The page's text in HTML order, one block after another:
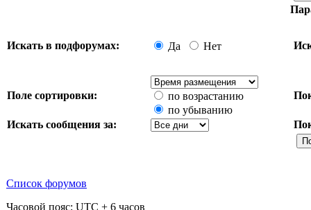
Искать в подфорумах: Да Нет
Поле сортировки:
по возрастанию
по убыванию
Искать сообщения за:
Список форумов
Часовой пояс: UTC + 6 часов